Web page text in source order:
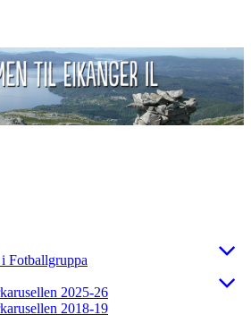
Fotballgruppa
2025-26
2018-19